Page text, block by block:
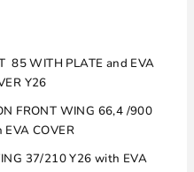
85 WITH PLATE and EVA
Y26
FRONT WING 66,4 /900
COVER
37/210 Y26 with EVA